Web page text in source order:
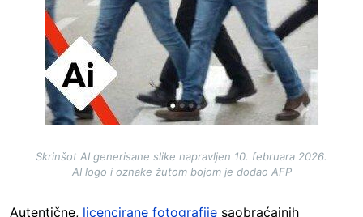
Skrinšot AI generisane slike napravljen 10. februara 2026.
AI logo i oznake žutom bojom je dodao AFP
Autentične, licencirane fotografije saobraćajnih